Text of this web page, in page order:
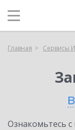
Главная Сервисы
Ознакомьтесь